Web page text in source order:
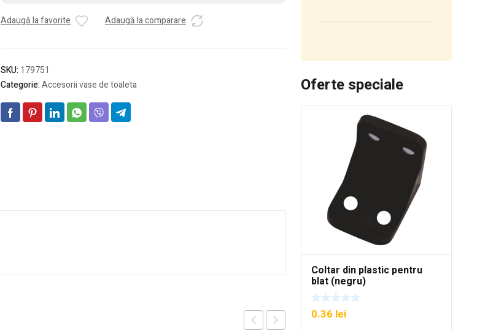
plastic
Adaugă la favorite Adaugă la comparare
SKU: 179751
Categorie:Accesorii vase de toaleta Oferte speciale
Coltar din plastic pentru
blat (negru)
0.36 lei